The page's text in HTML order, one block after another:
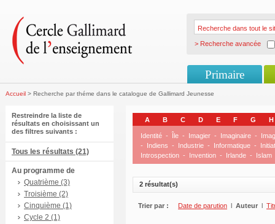
> Recherche avancée
Primaire
Accueil > Recherche par théme dans le catalogue de Gallimard Jeunesse
Restreindre la liste de
résultats en choisissant un
des filtres suivants :
Tous les résultats (21)
Au programme de
Quatrième (3)
Troisième (2)
Cinquième (1)
Cycle 2 (1)
A B C D E F G H
Identité - Île - Imagier - Imaginaire -
-
Indiens - Industrie - Informatique -
Introspection - Invention - Irlande - Islam
2 résultat(s)
Trier par : Date de parution l Auteur l